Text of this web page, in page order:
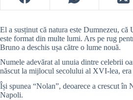
El a susținut că natura este Dumnezeu, că
este format din multe lumi. Ars pe rug
Bruno a deschis ușa către o lume nouă.
Numele adevărat al unuia dintre celebrii
născut la mijlocul secolului al XVI-lea,
Își spunea “Nolan”, deoarece a crescut în
Napoli.